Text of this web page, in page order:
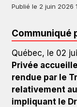
Publié le 2 juin 2026
Communiqué
Québec, le 02
Privée
rendue par le
relativement
impliquant le